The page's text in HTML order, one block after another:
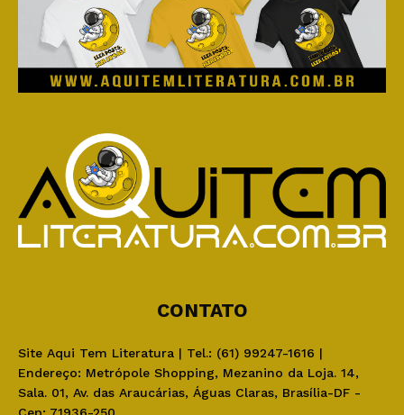
CONTATO
Site Aqui Tem Literatura | Tel.: (61) 99247-1616 |
Endereço: Metrópole Shopping, Mezanino da Loja. 14,
Sala. 01, Av. das Araucárias, Águas Claras, Brasília-DF -
Cep: 71936-250